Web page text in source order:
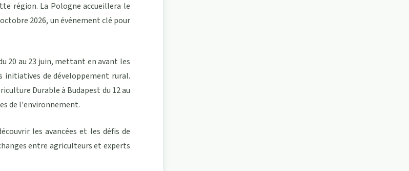
région. La Pologne accueillera le
2026, un événement clé pour
20 au 23 juin, mettant en avant les
de développement rural.
Durable à Budapest du 12 au
de l'environnement.
les avancées et les défis de
entre agriculteurs et experts